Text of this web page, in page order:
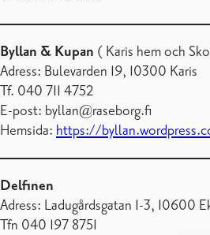
Byllan & Kupan ( Karis hem och
Adress: Bulevarden 19, 10300 Karis
Tf. 040 711 4752
E-post: byllan@raseborg.fi
Hemsida: https://
Delfinen
Adress: Ladugårdsgatan 1-3, 10600
Tfn 040 197 8751